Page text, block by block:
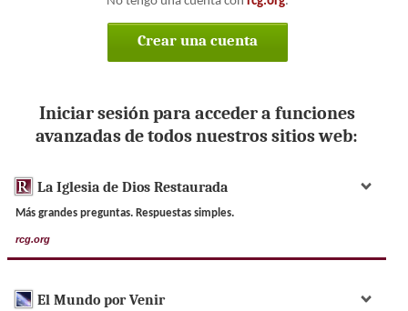
Crear una cuenta
Iniciar sesión para acceder a funciones
avanzadas de todos nuestros sitios web:
La Iglesia de Dios Restaurada
Más grandes preguntas. Respuestas simples.
rcg.org
El Mundo por Venir